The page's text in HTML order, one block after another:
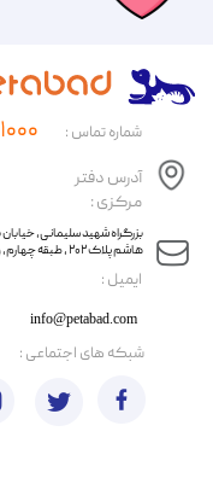
​ایمیل :
آدرس دفتر
مرکزی :
info@petabad.com
​​بزرگراه شهید سلیمانی، خیابان
هاشم پلاک ۲۰۲ ، طبقه چهارم، واحد ۴۳
شماره تماس :
​شبکه های اجتماعی :